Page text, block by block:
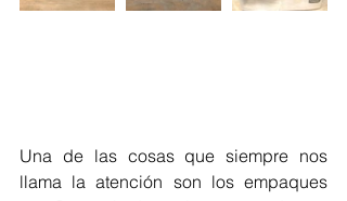
Una de las cosas que siempre nos
llama la atención son los empaques